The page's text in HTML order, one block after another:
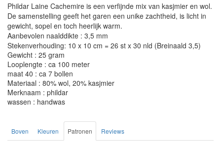
Phildar Laine Cachemire is een verfijnde mix van kasjmier en wol.
De samenstelling geeft het garen een unike zachtheid, is licht in
gewicht, sopel en toch heerlijk warm.
Aanbevolen naalddikte : 3,5 mm
Stekenverhouding: 10 x 10 cm = 26 st x 30 nld (Breinaald 3,5)
Gewicht : 25 gram
Looplengte : ca 100 meter
maat 40 : ca 7 bollen
Materiaal : 80% wol, 20% kasjmier
Merknaam : phildar
wassen : handwas
Boven Kleuren Patronen Reviews